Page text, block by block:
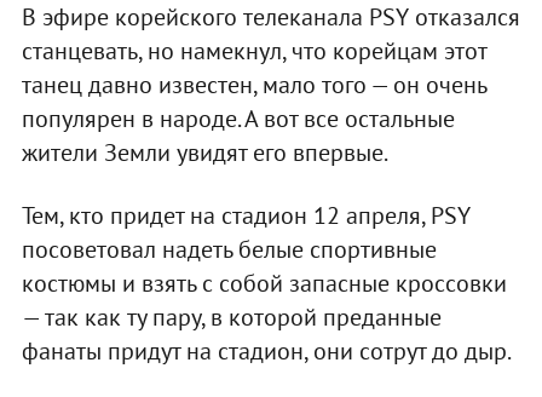
В эфире корейского телеканала PSY отказался
станцевать, но намекнул, что корейцам этот
танец давно известен, мало того — он очень
популярен в народе. А вот все остальные
жители Земли увидят его впервые.
Тем, кто придет на стадион 12 апреля, PSY
посоветовал надеть белые спортивные
костюмы и взять с собой запасные кроссовки
— так как ту пару, в которой преданные
фанаты придут на стадион, они сотрут до дыр.